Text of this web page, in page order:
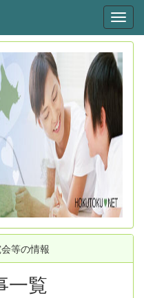
等の情報
一覧